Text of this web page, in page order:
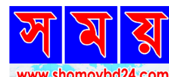
Skip
main